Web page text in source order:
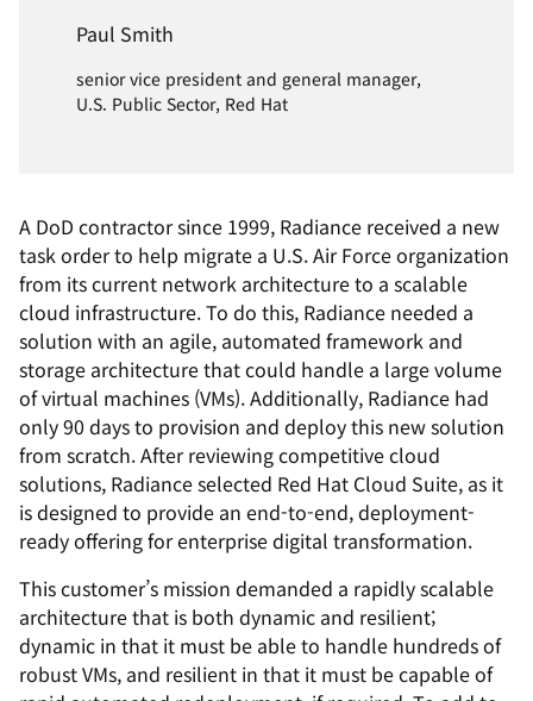
Paul Smith
senior vice president and general manager,
U.S. Public Sector, Red Hat
A DoD contractor since 1999, Radiance received a new
task order to help migrate a U.S. Air Force organization
from its current network architecture to a scalable
cloud infrastructure. To do this, Radiance needed a
solution with an agile, automated framework and
storage architecture that could handle a large volume
of virtual machines (VMs). Additionally, Radiance had
only 90 days to provision and deploy this new solution
from scratch. After reviewing competitive cloud
solutions, Radiance selected Red Hat Cloud Suite, as it
is designed to provide an end-to-end, deployment-
ready offering for enterprise digital transformation.
This customer’s mission demanded a rapidly scalable
architecture that is both dynamic and resilient;
dynamic in that it must be able to handle hundreds of
robust VMs, and resilient in that it must be capable of